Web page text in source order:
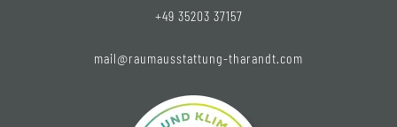
+49 35203 37157
mail@raumausstattung-tharandt.com